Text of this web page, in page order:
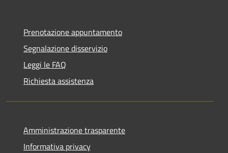
Prenotazione appuntamento
Segnalazione disservizio
Leggi le FAQ
Richiesta assistenza
Amministrazione trasparente
Informativa privacy